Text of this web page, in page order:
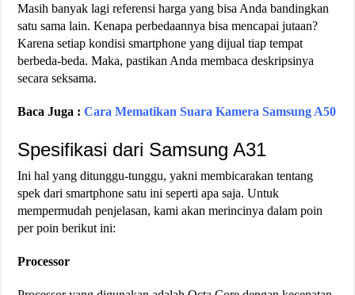
Masih banyak lagi referensi harga yang bisa Anda bandingkan
satu sama lain. Kenapa perbedaannya bisa mencapai jutaan?
Karena setiap kondisi smartphone yang dijual tiap tempat
berbeda-beda. Maka, pastikan Anda membaca deskripsinya
secara seksama.
Baca Juga :Cara Mematikan Suara Kamera Samsung A50
Spesifikasi dari Samsung A31
Ini hal yang ditunggu-tunggu, yakni membicarakan tentang
spek dari smartphone satu ini seperti apa saja. Untuk
mempermudah penjelasan, kami akan merincinya dalam poin
per poin berikut ini:
Processor